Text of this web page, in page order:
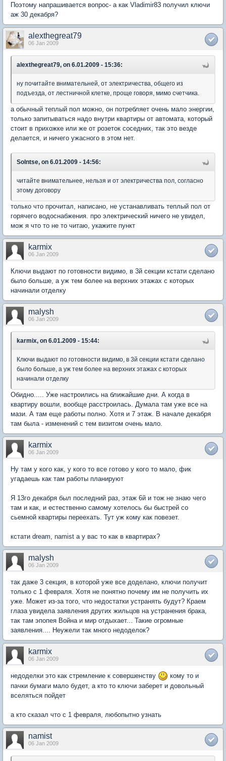
Поэтому напрашивается вопрос- а как Vladimir83 получил ключи
аж 30 декабря?
alexthegreat79
06 Jan 2009
alexthegreat79, on 6.01.2009 - 15:36:
ну почитайте внимательней, от электричества, общего из
подъезда, от лестничной клетке, проще говоря, мимо счетчика.
а обычный теплый пол можно, он потребляет очень мало энергии,
только запитываться надо внутри квартиры от автомата, который
стоит в прихожке или же от розеток соседних, так это везде
делается, и ничего ужасного в этом нет.
Solntse, on 6.01.2009 - 14:56:
читайте внимательнее, нельзя и от электричества пол, согласно
этому договору
только что прочитал, написано, не устанавливать теплый пол от
горячего водоснабжения. про электрический ничего не увидел,
мож я что то не то читаю, укажите пункт
karmix
06 Jan 2009
Ключи выдают по готовности видимо, в 3й секции кстати сделано
было больше, а уж тем более на верхних этажах с которых
начинали отделку
malysh
06 Jan 2009
karmix, on 6.01.2009 - 15:44:
Ключи выдают по готовности видимо, в 3й секции кстати сделано
было больше, а уж тем более на верхних этажах с которых
начинали отделку
Обидно..... Уже настроились на ближайшие дни. А когда в
квартиру вошли, вообще расстроилась. Думала там уже все на
мази. А там еще работы полно. Хотя и 7 этаж. В начале декабря
там была - изменений с тем визитом очень мало.
karmix
06 Jan 2009
Ну там у кого как, у кого то все готово у кого то мало, фик
угадаешь как там работы планируют
Я 13го декабря был последний раз, этаж 6й и тож не знаю чего
там и как, и естественно самому хотелось бы быстрей со
сьемной квартиры переехать. Тут уж кому как повезет.
кстати dream, namist а у вас то как в квартирах?
malysh
06 Jan 2009
так даже 3 секция, в которой уже все доделано, ключи получит
только с 1 февраля. Хотя не понятно почему им не получить их
уже. Может из-за того, что недостатки устранять будут? Краем
глаза увидела заявления других жильцов на устранения брака,
так там эпопея Война и мир отдыхает... Такие огромные
заявления.... Неужели так много недоделок?
karmix
06 Jan 2009
недоделки это как стремление к совершенству
кому то и
пачки бумаги мало будет, а кто то ключи заберет и довольный
вселяться пойдет
а кто сказал что с 1 февраля, любопытно узнать
namist
06 Jan 2009